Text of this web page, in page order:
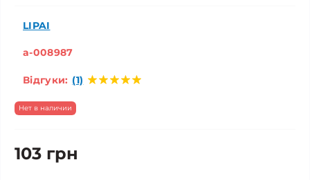
LIPAI
a-008987
Відгуки: (1)
Нет в наличии
103 грн